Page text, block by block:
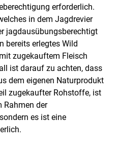
erforderlich.
in dem Jagdrevier
jagdausübungsberechtigt
bereits erlegtes Wild
zugekauftem Fleisch
ist darauf zu achten, dass
dem eigenen Naturprodukt
zugekaufter Rohstoffe, ist
Rahmen der
es ist eine